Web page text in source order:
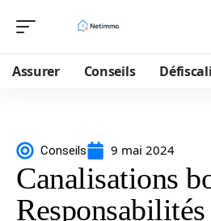
Assurer Conseils
Conseils 9 mai 2024
Canalisations